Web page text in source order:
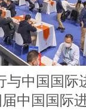
与中国国际
中国国际